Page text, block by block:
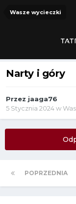
Wasze wycieczki
Narty i góry
Przez jaaga76
5 Stycznia 2024w
POPRZEDNIA